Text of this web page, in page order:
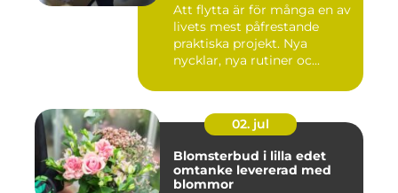
Att flytta är för många en av
livets mest påfrestande
praktiska projekt. Nya
nycklar, nya rutiner oc...
02. jul
Blomsterbud i lilla edet
omtanke levererad med
blommor